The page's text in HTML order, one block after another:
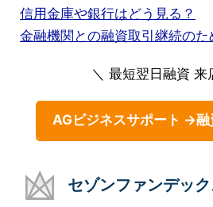
信用金庫や銀行はどう見る？
金融機関との融資取引継続のた
＼ 最短翌日融資 来
AGビジネスサポート →融
セゾンファンデッ